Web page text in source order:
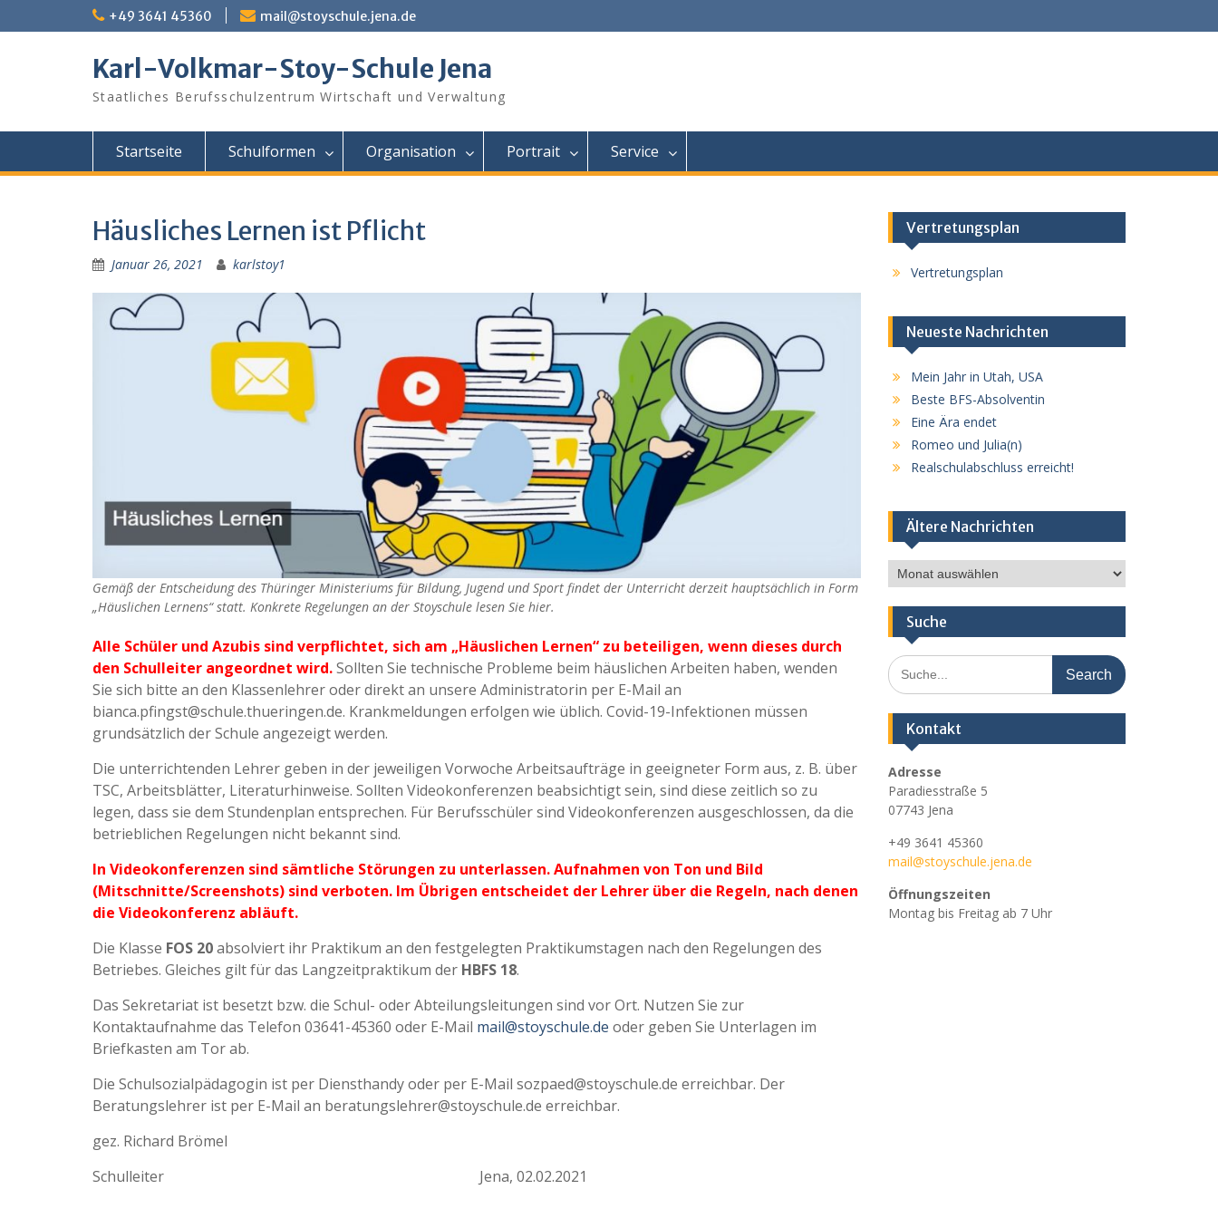
to
+49 3641 45360 mail@stoyschule.jena.de
Karl-Volkmar-Stoy-Schule Jena
Staatliches Berufsschulzentrum Wirtschaft und Verwaltung
Startseite Schulformen Organisation Portrait Service
Häusliches Lernen ist Pflicht
Januar 26, 2021 karlstoy1
Gemäß der Entscheidung des Thüringer Ministeriums für Bildung, Jugend und Sport findet der Unterricht derzeit hauptsächlich in Form
„Häuslichen Lernens“ statt. Konkrete Regelungen an der Stoyschule lesen Sie hier.
Alle Schüler und Azubis sind verpflichtet, sich am „Häuslichen Lernen“ zu beteiligen, wenn dieses durch
den Schulleiter angeordnet wird.Sollten Sie technische Probleme beim häuslichen Arbeiten haben, wenden
Sie sich bitte an den Klassenlehrer oder direkt an unsere Administratorin per E-Mail an
bianca.pfingst@schule.thueringen.de. Krankmeldungen erfolgen wie üblich. Covid-19-Infektionen müssen
grundsätzlich der Schule angezeigt werden.
Die unterrichtenden Lehrer geben in der jeweiligen Vorwoche Arbeitsaufträge in geeigneter Form aus, z. B. über
TSC, Arbeitsblätter, Literaturhinweise. Sollten Videokonferenzen beabsichtigt sein, sind diese zeitlich so zu
legen, dass sie dem Stundenplan entsprechen. Für Berufsschüler sind Videokonferenzen ausgeschlossen, da die
betrieblichen Regelungen nicht bekannt sind.
In Videokonferenzen sind sämtliche Störungen zu unterlassen. Aufnahmen von Ton und Bild
(Mitschnitte/Screenshots) sind verboten. Im Übrigen entscheidet der Lehrer über die Regeln, nach denen
die Videokonferenz abläuft.
Die Klasse FOS 20absolviert ihr Praktikum an den festgelegten Praktikumstagen nach den Regelungen des
Betriebes. Gleiches gilt für das Langzeitpraktikum der HBFS 18.
Das Sekretariat ist besetzt bzw. die Schul- oder Abteilungsleitungen sind vor Ort. Nutzen Sie zur
Kontaktaufnahme das Telefon 03641-45360 oder E-Mail mail@stoyschule.de oder geben Sie Unterlagen im
Briefkasten am Tor ab.
Die Schulsozialpädagogin ist per Diensthandy oder per E-Mail sozpaed@stoyschule.de erreichbar. Der
Beratungslehrer ist per E-Mail an beratungslehrer@stoyschule.de erreichbar.
gez. Richard Brömel
Schulleiter Jena, 02.02.2021
Vertretungsplan
Vertretungsplan
Neueste Nachrichten
Mein Jahr in Utah, USA
Beste BFS-Absolventin
Eine Ära endet
Romeo und Julia(n)
Realschulabschluss erreicht!
Ältere Nachrichten
Ältere
Nachrichten
Suche
Search
for:
Kontakt
Adresse
Paradiesstraße 5
07743 Jena
+49 3641 45360
mail@stoyschule.jena.de
Öffnungszeiten
Montag bis Freitag ab 7 Uhr